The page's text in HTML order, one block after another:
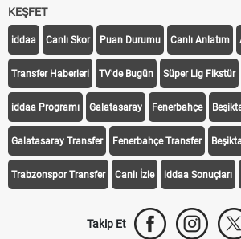
KEŞFET
iddaa Canlı Skor Puan Durumu Canlı Anlatım
Transfer Haberleri TV'de Bugün Süper Lig Fikstür
iddaa Programı Galatasaray Fenerbahçe
Galatasaray Transfer Fenerbahçe Transfer
Trabzonspor Transfer Canlı İzle iddaa Sonuçları
Takip Et